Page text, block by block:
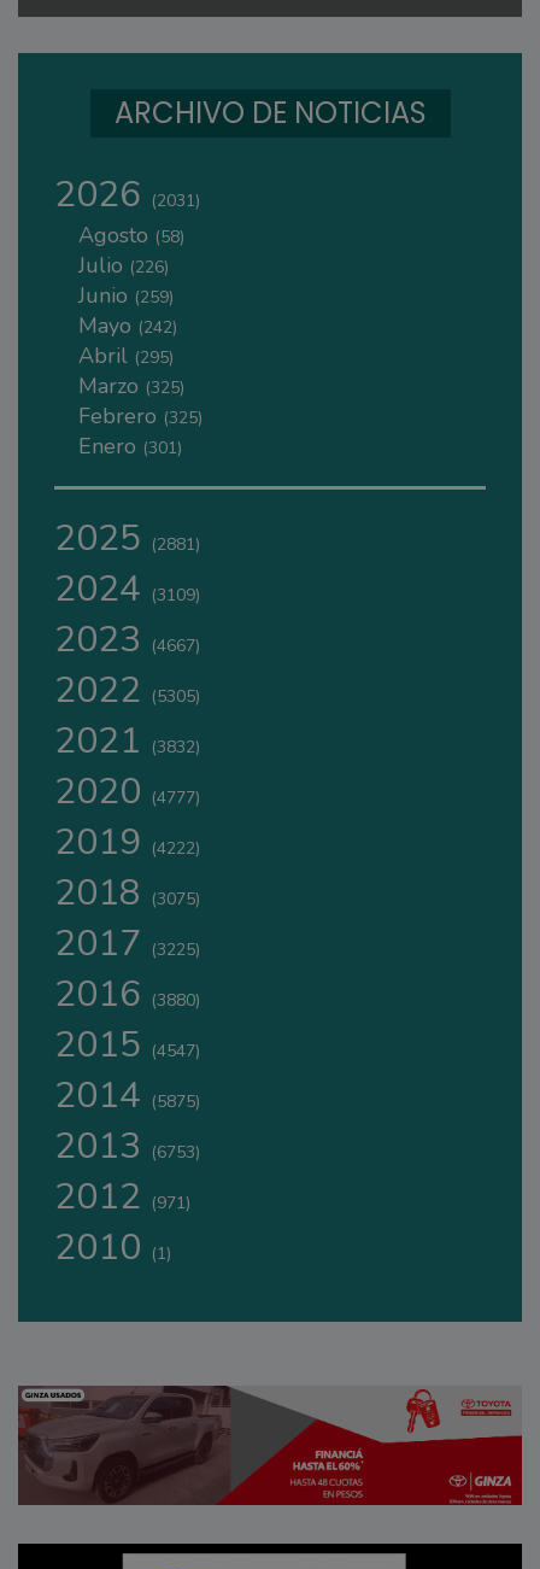
ARCHIVO DE NOTICIAS
2026 (2031)
Agosto (58)
Julio (226)
Junio (259)
Mayo (242)
Abril (295)
Marzo (325)
Febrero (325)
Enero (301)
2025 (2881)
2024 (3109)
2023 (4667)
2022 (5305)
2021 (3832)
2020 (4777)
2019 (4222)
2018 (3075)
2017 (3225)
2016 (3880)
2015 (4547)
2014 (5875)
2013 (6753)
2012 (971)
2010 (1)